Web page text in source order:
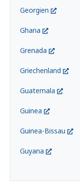
Georgien
Ghana
Grenada
Griechenland
Guatemala
Guinea
Guinea-Bissau
Guyana